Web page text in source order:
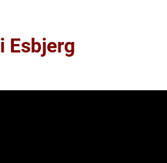
Esbjerg